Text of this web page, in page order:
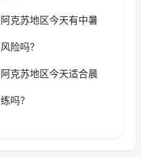
阿克苏地区今天有中暑
风险吗？
阿克苏地区今天适合晨
练吗？